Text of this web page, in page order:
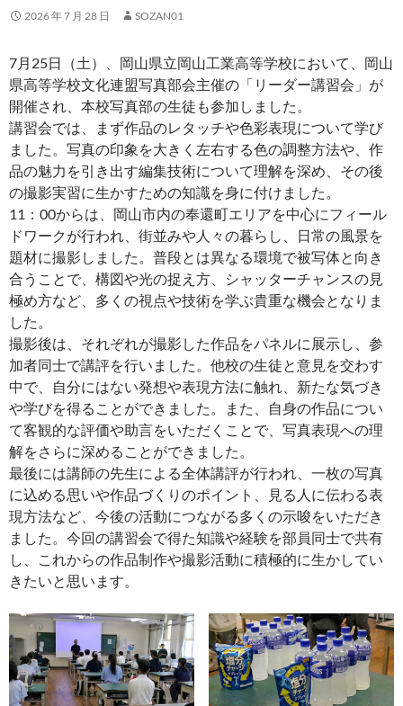
2026 年 7 月 28 日 SOZAN01
7月25日（土）、岡山県立岡山工業高等学校において、岡山
県高等学校文化連盟写真部会主催の「リーダー講習会」が
開催され、本校写真部の生徒も参加しました。
講習会では、まず作品のレタッチや色彩表現について学び
ました。写真の印象を大きく左右する色の調整方法や、作
品の魅力を引き出す編集技術について理解を深め、その後
の撮影実習に生かすための知識を身に付けました。
11：00からは、岡山市内の奉還町エリアを中心にフィール
ドワークが行われ、街並みや人々の暮らし、日常の風景を
題材に撮影しました。普段とは異なる環境で被写体と向き
合うことで、構図や光の捉え方、シャッターチャンスの見
極め方など、多くの視点や技術を学ぶ貴重な機会となりま
した。
撮影後は、それぞれが撮影した作品をパネルに展示し、参
加者同士で講評を行いました。他校の生徒と意見を交わす
中で、自分にはない発想や表現方法に触れ、新たな気づき
や学びを得ることができました。また、自身の作品につい
て客観的な評価や助言をいただくことで、写真表現への理
解をさらに深めることができました。
最後には講師の先生による全体講評が行われ、一枚の写真
に込める思いや作品づくりのポイント、見る人に伝わる表
現方法など、今後の活動につながる多くの示唆をいただき
ました。今回の講習会で得た知識や経験を部員同士で共有
し、これからの作品制作や撮影活動に積極的に生かしてい
きたいと思います。